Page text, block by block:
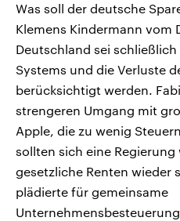
Was soll der deutsche
Klemens Kindermann vom
Deutschland sei schließlich
Systems und die Verluste
berücksichtigt werden.
strengeren Umgang mit
Apple, die zu wenig
sollten sich eine Regierung
gesetzliche Renten wieder
plädierte für gemeinsame